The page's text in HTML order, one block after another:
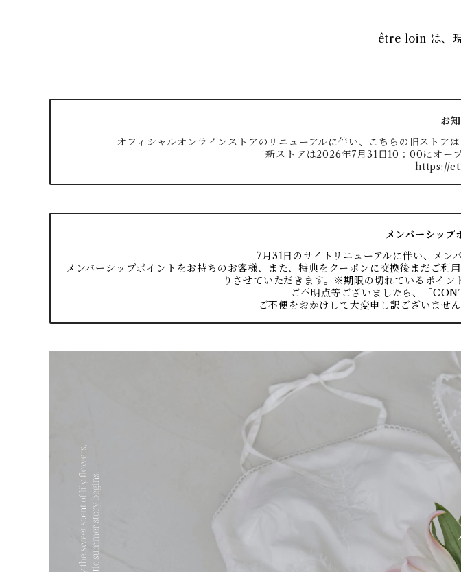
être loin は、
お
オフィシャルオンラインストアのリニューアルに伴い、こちらの旧ストア
新ストアは2026年7月31日10：00にオー
https://
メンバーシップ
7月31日のサイトリニューアルに伴い、メン
メンバーシップポイントをお持ちのお客様、また、特典をクーポンに交換後まだご
りさせていただきます。※期限の切れているポイン
ご不明点等ございましたら、「
ご不便をおかけして大変申し訳ございませ